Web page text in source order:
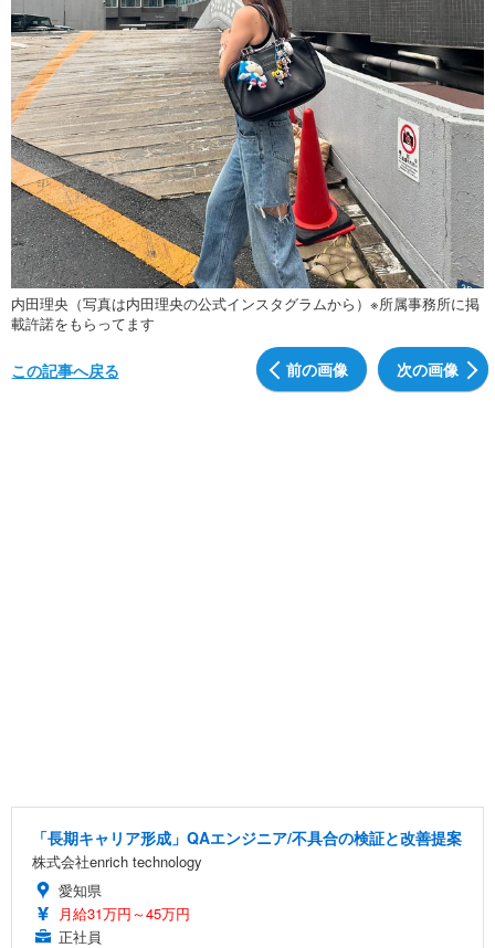
内田理央（写真は内田理央の公式インスタグラムから）※所属事務所に掲
載許諾をもらってます
前の画像 次の画像
この記事へ戻る
「長期キャリア形成」QAエンジニア/不具合の検証と改善提案
株式会社enrich technology
愛知県
月給31万円～45万円
正社員